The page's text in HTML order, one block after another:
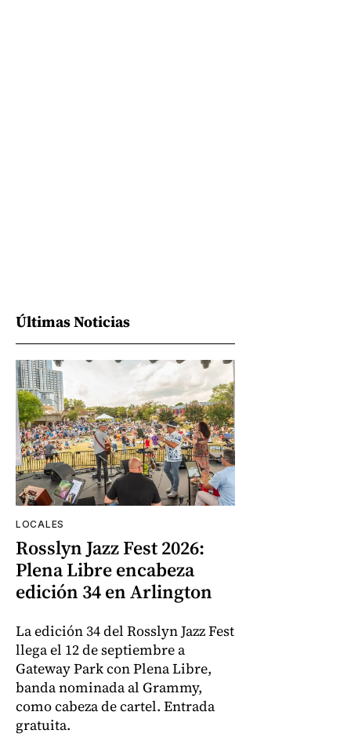
Últimas Noticias
LOCALES
Rosslyn Jazz Fest 2026:
Plena Libre encabeza
edición 34 en Arlington
La edición 34 del Rosslyn Jazz Fest
llega el 12 de septiembre a
Gateway Park con Plena Libre,
banda nominada al Grammy,
como cabeza de cartel. Entrada
gratuita.